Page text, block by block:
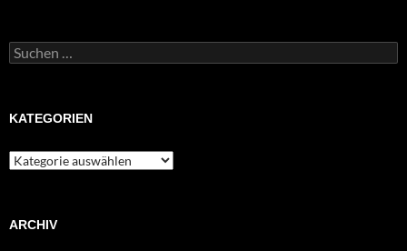
Suchen
nach:
KATEGORIEN
Kategorien
ARCHIV